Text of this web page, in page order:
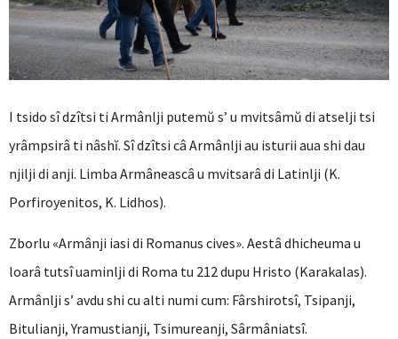
I tsido sî dzîtsi ti Armânlji putemŭ s’ u mvitsâmŭ di atselji tsi
yrâmpsirâ ti nâshĭ. Sî dzîtsi câ Armânlji au isturii aua shi dau
njilji di anji. Limba Armâneascâ u mvitsarâ di Latinlji (K.
Porfiroyenitos, K. Lidhos).
Zborlu «Armânji iasi di Romanus cives». Aestâ dhicheuma u
loarâ tutsî uaminlji di Roma tu 212 dupu Hristo (Karakalas).
Armânlji s’ avdu shi cu alti numi cum: Fârshirotsî, Tsipanji,
Bitulianji, Yramustianji, Tsimureanji, Sârmâniatsî.